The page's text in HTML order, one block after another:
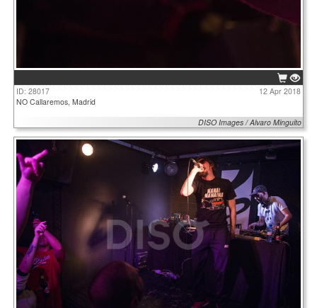
ID: 28017
12 Apr 2018
NO Callaremos, Madrid
DISO Images / Alvaro Minguito